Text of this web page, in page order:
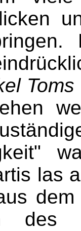
las
des